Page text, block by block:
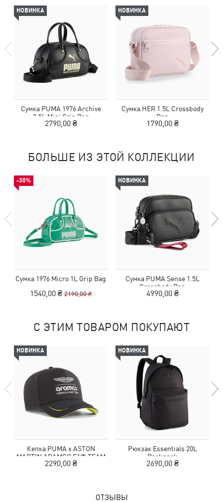
НОВИНКА
Сумка PUMA 1976 Archive
2.5L Mini Grip Bag
2790,00 ₴
НОВИНКА
Сумка HER 1.5L Crossbody
Bag
1790,00 ₴
БОЛЬШЕ ИЗ ЭТОЙ КОЛЛЕКЦИИ
-30%
Сумка 1976 Micro 1L Grip Bag
1540,00 ₴ 2190,00 ₴
НОВИНКА
Сумка PUMA Sense 1.5L
Crossbody Bag
4990,00 ₴
С ЭТИМ ТОВАРОМ ПОКУПАЮТ
НОВИНКА
Кепка PUMA x ASTON
MARTIN ARAMCO F1® TEAM
Baseball Cap
2290,00 ₴
НОВИНКА
Рюкзак Essentials 20L
Backpack
2690,00 ₴
ОТЗЫВЫ